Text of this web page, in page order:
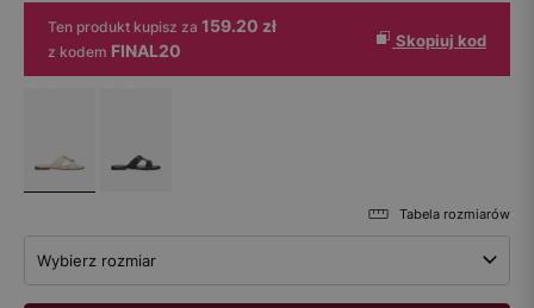
Ten produkt kupisz za 159.20 zł
z kodem FINAL20 Skopiuj kod
Tabela rozmiarów
Wybierz rozmiar